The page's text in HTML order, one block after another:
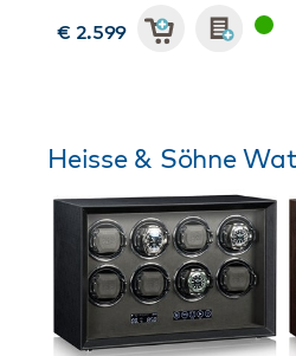
€ 2.599
Heisse & Söhne